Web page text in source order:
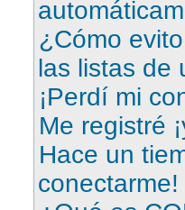
¿Cómo
las listas de
¡Perdí mi
Me registré
Hace un
conectarme!